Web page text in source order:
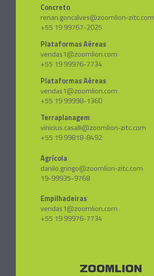
Concreto
renan.goncalves@zoomlion-zitc.com
+55 19 99767-2025
Plataformas Aéreas
vendas1@zoomlion.com
+55 19 99976-7734
Plataformas Aéreas
vendas1@zoomlion.com
+55 19 99998-1360
Terraplanagem
vinicius.casalli@zoomlion-zitc.com
+55 19 99818-8492
Agrícola
danilo.gringo@zoomlion-zitc.com
19-99935-9768
Empilhadeiras
vendas1@zoomlion.com
+55 19 99976-7734